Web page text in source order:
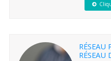
RÉSEAU
RÉSEAU